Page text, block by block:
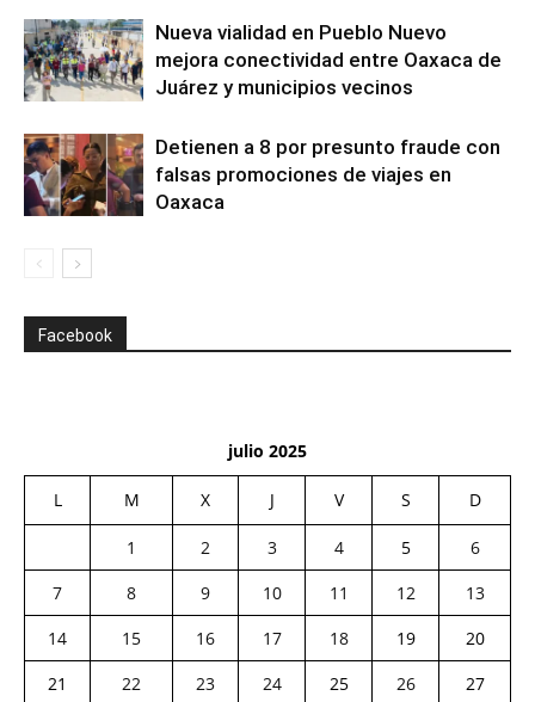
Nueva vialidad en Pueblo Nuevo
mejora conectividad entre Oaxaca de
Juárez y municipios vecinos
Detienen a 8 por presunto fraude con
falsas promociones de viajes en
Oaxaca
Facebook
julio 2025
L M X J V S D
1 2 3 4 5
6
7
8 9 10 11 12
13
14
15 16 17 18 19
20
21
22 23 24 25 26
27